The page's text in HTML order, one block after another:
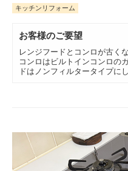
キッチンリフォーム
お客様のご要望
レンジフードとコンロが古く
コンロはビルトインコンロの
ドはノンフィルタータイプにし